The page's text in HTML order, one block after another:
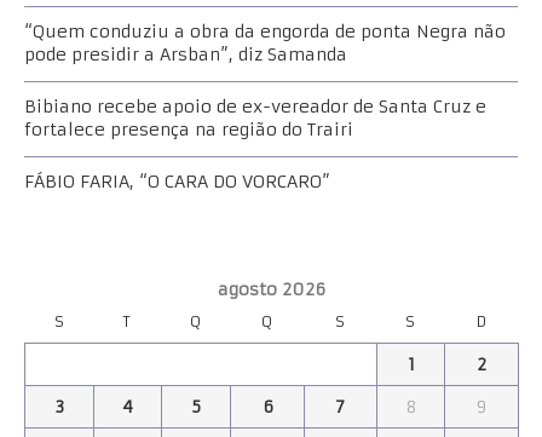
“Quem conduziu a obra da engorda de ponta Negra não
pode presidir a Arsban”, diz Samanda
Bibiano recebe apoio de ex-vereador de Santa Cruz e
fortalece presença na região do Trairi
FÁBIO FARIA, “O CARA DO VORCARO”
agosto 2026
S T Q Q S S D
1
2
3
4 5 6 7 8
9